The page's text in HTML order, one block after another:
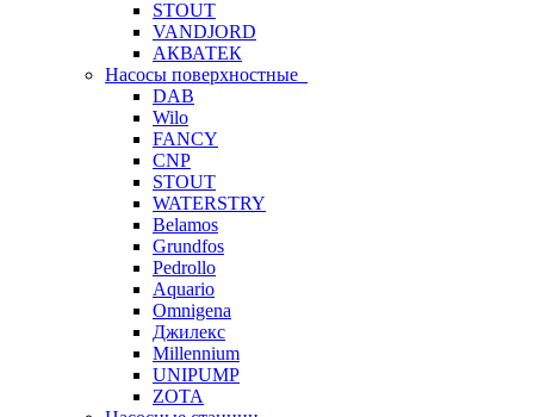
STOUT
VANDJORD
АКВАТЕК
Насосы поверхностные
DAB
Wilo
FANCY
CNP
STOUT
WATERSTRY
Belamos
Grundfos
Pedrollo
Aquario
Omnigena
Джилекс
Millennium
UNIPUMP
ZOTA